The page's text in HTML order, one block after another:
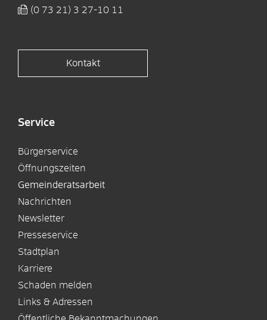
(0 73 21) 3 27-10 11
Kontakt
Service
Bürgerservice
Öffnungszeiten
Gemeinderatsarbeit
Nachrichten
Newsletter
Presseservice
Stadtplan
Karriere
Schaden melden
Links & Adressen